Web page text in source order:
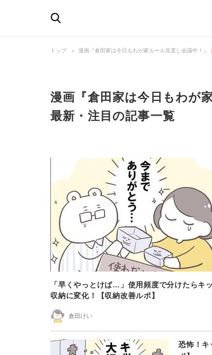
トップ 漫画『倉田家は今日もわが家ルール見直し会議中！』
漫画『倉田家は今日もわが
最新・注目の記事一覧
「早くやっとけば…」使用頻度で分けたらキ
収納に変化！【収納改善ルポ】
倉田けい
恐怖！キ